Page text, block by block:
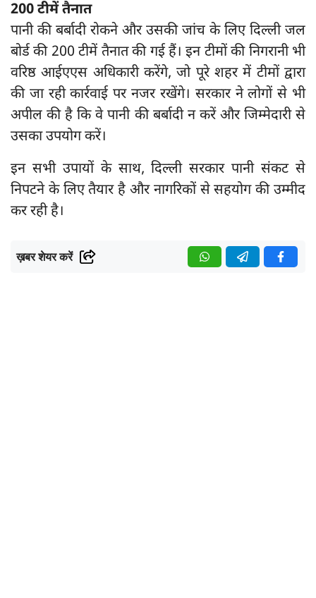
200 टीमें तैनात
पानी की बर्बादी रोकने और उसकी जांच के लिए दिल्ली जल
बोर्ड की 200 टीमें तैनात की गई हैं। इन टीमों की निगरानी भी
वरिष्ठ आईएएस अधिकारी करेंगे, जो पूरे शहर में टीमों द्वारा
की जा रही कार्रवाई पर नजर रखेंगे। सरकार ने लोगों से भी
अपील की है कि वे पानी की बर्बादी न करें और जिम्मेदारी से
उसका उपयोग करें।
इन सभी उपायों के साथ, दिल्ली सरकार पानी संकट से
निपटने के लिए तैयार है और नागरिकों से सहयोग की उम्मीद
कर रही है।
ख़बर शेयर करें